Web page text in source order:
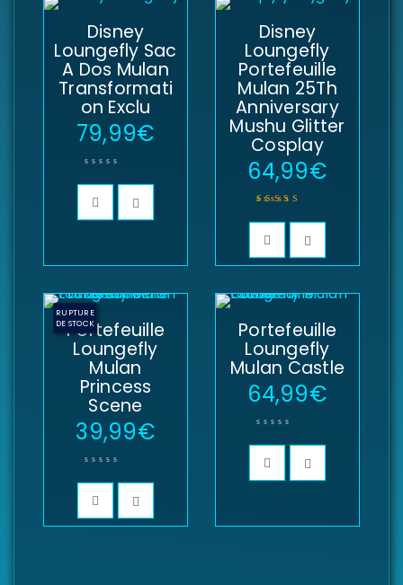
Disney
Loungefly Sac
A Dos Mulan
Transformati
on Exclu
79,99€
Disney
Loungefly
Portefeuille
Mulan 25Th
Anniversary
Mushu Glitter
Cosplay
64,99€
Note5.00sur 5
RUPTURE
DE STOCK
Portefeuille
Loungefly
Mulan
Princess
Scene
39,99€
Portefeuille
Loungefly
Mulan Castle
64,99€